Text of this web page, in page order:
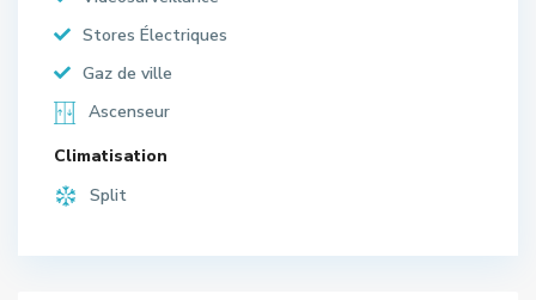
Stores Électriques
Gaz de ville
Ascenseur
Climatisation
Split